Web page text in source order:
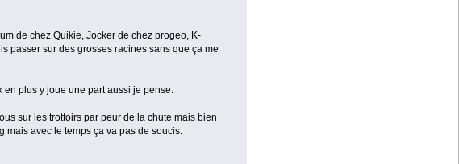
de chez Quikie, Jocker de chez progeo, K-
passer sur des grosses racines sans que ça me
plus y joue une part aussi je pense.
sur les trottoirs par peur de la chute mais bien
avec le temps ça va pas de soucis.